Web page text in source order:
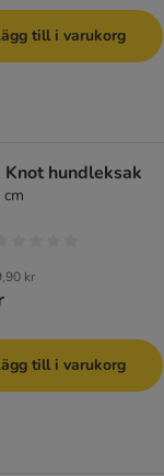
till i varukorg
Knot hundleksak
kr
till i varukorg